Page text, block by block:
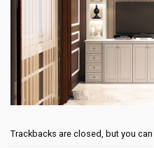
Trackbacks are closed, but you can